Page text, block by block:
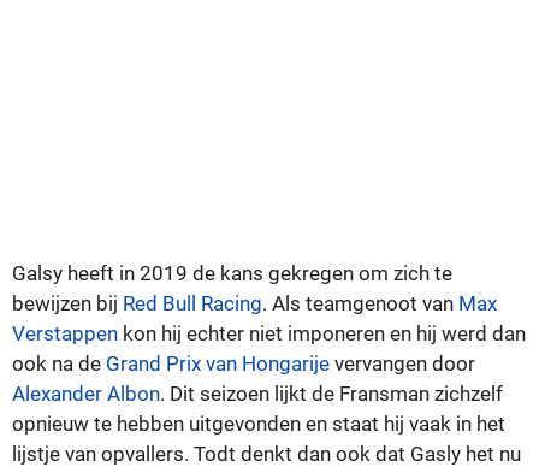
Galsy heeft in 2019 de kans gekregen om zich te
bewijzen bij Red Bull Racing. Als teamgenoot van Max
Verstappen kon hij echter niet imponeren en hij werd dan
ook na de Grand Prix van Hongarije vervangen door
Alexander Albon. Dit seizoen lijkt de Fransman zichzelf
opnieuw te hebben uitgevonden en staat hij vaak in het
lijstje van opvallers. Todt denkt dan ook dat Gasly het nu